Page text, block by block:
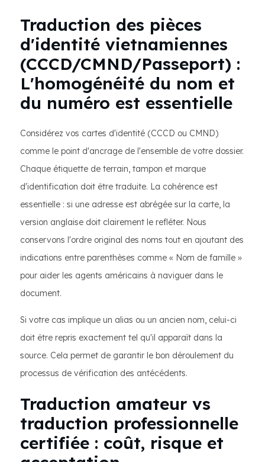
Traduction des pièces
d'identité vietnamiennes
(CCCD/CMND/Passeport) :
L'homogénéité du nom et
du numéro est essentielle
Considérez vos cartes d'identité (CCCD ou CMND)
comme le point d'ancrage de l'ensemble de votre dossier.
Chaque étiquette de terrain, tampon et marque
d'identification doit être traduite. La cohérence est
essentielle : si une adresse est abrégée sur la carte, la
version anglaise doit clairement le refléter. Nous
conservons l'ordre original des noms tout en ajoutant des
indications entre parenthèses comme « Nom de famille »
pour aider les agents américains à naviguer dans le
document.
Si votre cas implique un alias ou un ancien nom, celui-ci
doit être repris exactement tel qu'il apparaît dans la
source. Cela permet de garantir le bon déroulement du
processus de vérification des antécédents.
Traduction amateur vs
traduction professionnelle
certifiée : coût, risque et